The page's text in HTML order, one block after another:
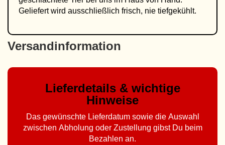
Geliefert wird ausschließlich frisch, nie tiefgekühlt.
Versandinformation
Lieferdetails & wichtige
Hinweise
Das gewünschte Lieferdatum sowie die Auswahl
zwischen Abholung oder Zustellung gibst Du beim
Bezahlen an.